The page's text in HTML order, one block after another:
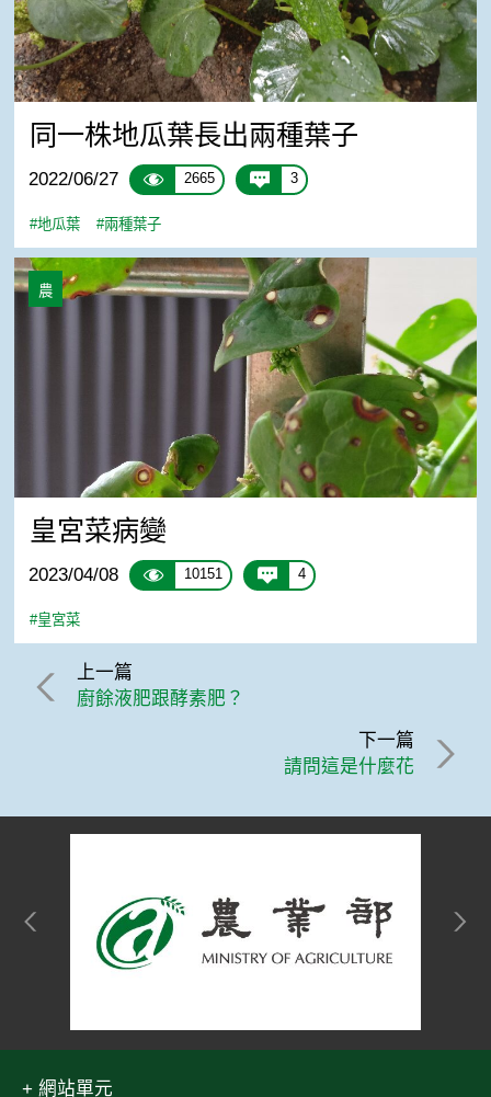
同一株地瓜葉長出兩種葉子
2022/06/27 2665 3
#地瓜葉 #兩種葉子
皇宮菜病變
農
皇宮菜病變
2023/04/08 10151 4
#皇宮菜
上一篇
廚餘液肥跟酵素肥？
下一篇
請問這是什麼花
網站單元